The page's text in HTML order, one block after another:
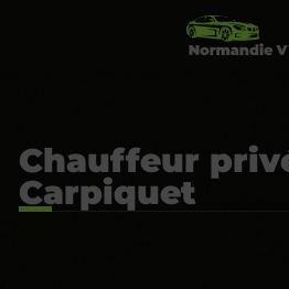
Chauffeur
Carpiquet